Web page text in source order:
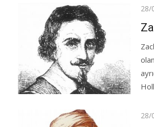
28/
28/